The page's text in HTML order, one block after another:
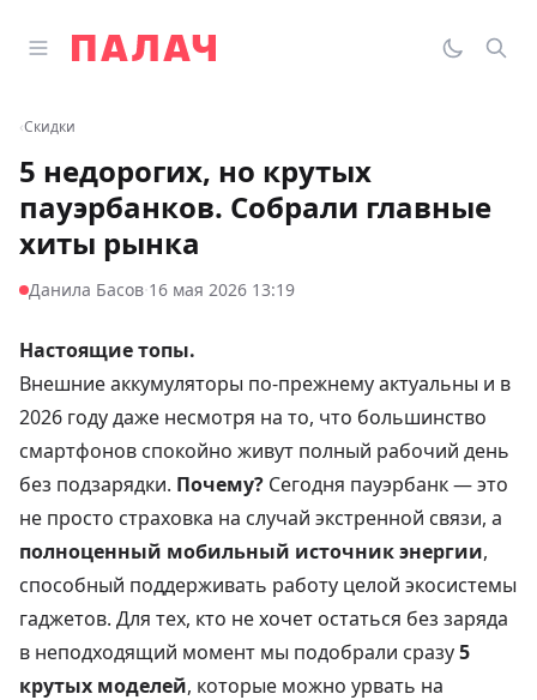
Открыть главное меню
Палач
‹Скидки
5 недорогих, но крутых
пауэрбанков. Собрали главные
хиты рынка
Данила Басов·16 мая 2026 13:19
Настоящие топы.
Внешние аккумуляторы по-прежнему актуальны и в
2026 году даже несмотря на то, что большинство
смартфонов спокойно живут полный рабочий день
без подзарядки. Почему? Сегодня пауэрбанк — это
не просто страховка на случай экстренной связи, а
полноценный мобильный источник энергии,
способный поддерживать работу целой экосистемы
гаджетов. Для тех, кто не хочет остаться без заряда
в неподходящий момент мы подобрали сразу5
крутых моделей, которые можно урвать на